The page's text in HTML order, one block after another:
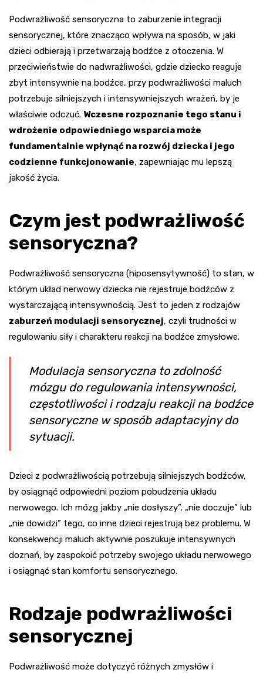
Podwrażliwość sensoryczna to zaburzenie integracji
sensorycznej, które znacząco wpływa na sposób, w jaki
dzieci odbierają i przetwarzają bodźce z otoczenia. W
przeciwieństwie do nadwrażliwości, gdzie dziecko reaguje
zbyt intensywnie na bodźce, przy podwrażliwości maluch
potrzebuje silniejszych i intensywniejszych wrażeń, by je
właściwie odczuć. Wczesne rozpoznanie tego stanu i
wdrożenie odpowiedniego wsparcia może
fundamentalnie wpłynąć na rozwój dziecka i jego
codzienne funkcjonowanie, zapewniając mu lepszą
jakość życia.
Czym jest podwrażliwość
sensoryczna?
Podwrażliwość sensoryczna (hiposensytywność) to stan, w
którym układ nerwowy dziecka nie rejestruje bodźców z
wystarczającą intensywnością. Jest to jeden z rodzajów
zaburzeń modulacji sensorycznej, czyli trudności w
regulowaniu siły i charakteru reakcji na bodźce zmysłowe.
Modulacja sensoryczna to zdolność
mózgu do regulowania intensywności,
częstotliwości i rodzaju reakcji na bodźce
sensoryczne w sposób adaptacyjny do
sytuacji.
Dzieci z podwrażliwością potrzebują silniejszych bodźców,
by osiągnąć odpowiedni poziom pobudzenia układu
nerwowego. Ich mózg jakby „nie dosłyszy”, „nie doczuje” lub
„nie dowidzi” tego, co inne dzieci rejestrują bez problemu. W
konsekwencji maluch aktywnie poszukuje intensywnych
doznań, by zaspokoić potrzeby swojego układu nerwowego
i osiągnąć stan komfortu sensorycznego.
Rodzaje podwrażliwości
sensorycznej
Podwrażliwość może dotyczyć różnych zmysłów i